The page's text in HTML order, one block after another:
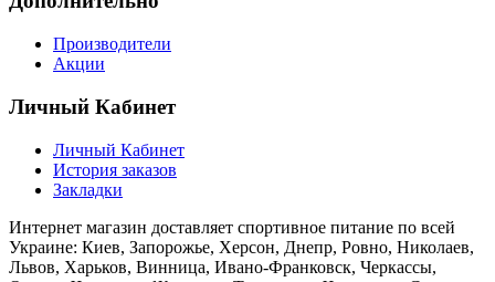
Производители
Акции
Личный Кабинет
Личный Кабинет
История заказов
Закладки
Интернет магазин доставляет спортивное питание по всей
Украине: Киев, Запорожье, Херсон, Днепр, Ровно, Николаев,
Львов, Харьков, Винница, Ивано-Франковск, Черкассы,